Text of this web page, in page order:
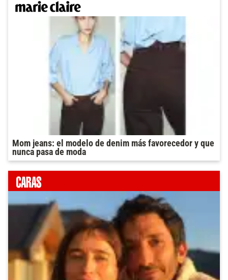
Mom jeans: el modelo de denim más favorecedor y que
nunca pasa de moda